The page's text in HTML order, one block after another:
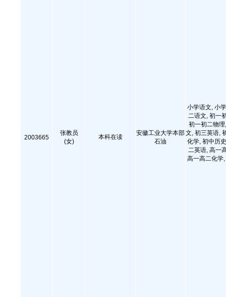
2003665
张教员
(女)
本科在读
安徽工业大学本部
石油
小学语文, 小
二语文, 初一
初一初二物
文, 初三英语,
化学, 初中历
二英语, 高一
高一高二化学